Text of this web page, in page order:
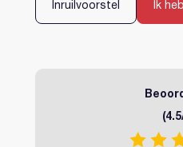
Inruilvoorstel Ik